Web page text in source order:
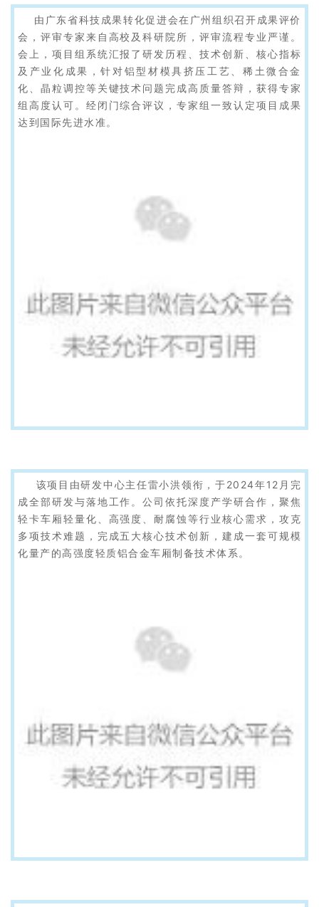
由广东省科技成果转化促进会在广州组织召开成果评价
会，评审专家来自高校及科研院所，评审流程专业严谨。
会上，项目组系统汇报了研发历程、技术创新、核心指标
及产业化成果，针对铝型材模具挤压工艺、稀土微合金
化、晶粒调控等关键技术问题完成高质量答辩，获得专家
组高度认可。经闭门综合评议，专家组一致认定项目成果
达到国际先进水准。
该项目由研发中心主任雷小洪领衔，于2024年12月完
成全部研发与落地工作。公司依托深度产学研合作，聚焦
轻卡车厢轻量化、高强度、耐腐蚀等行业核心需求，攻克
多项技术难题，完成五大核心技术创新，建成一套可规模
化量产的高强度轻质铝合金车厢制备技术体系。